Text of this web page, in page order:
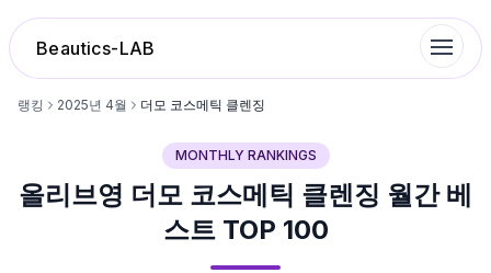
Beautics-LAB
랭킹 2025년 4월 더모 코스메틱 클렌징
MONTHLY RANKINGS
올리브영 더모 코스메틱 클렌징 월간 베
스트 TOP 100